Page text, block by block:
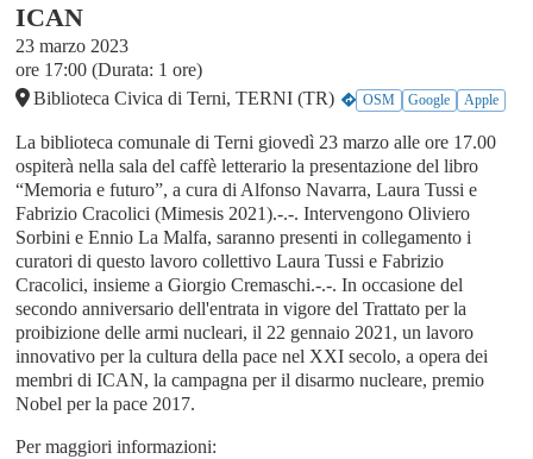
ICAN
23 marzo 2023
ore 17:00 (Durata: 1 ore)
Biblioteca Civica di Terni, TERNI (TR)
OSM Google Apple
La biblioteca comunale di Terni giovedì 23 marzo alle ore 17.00
ospiterà nella sala del caffè letterario la presentazione del libro
“Memoria e futuro”, a cura di Alfonso Navarra, Laura Tussi e
Fabrizio Cracolici (Mimesis 2021).-.-. Intervengono Oliviero
Sorbini e Ennio La Malfa, saranno presenti in collegamento i
curatori di questo lavoro collettivo Laura Tussi e Fabrizio
Cracolici, insieme a Giorgio Cremaschi.-.-. In occasione del
secondo anniversario dell'entrata in vigore del Trattato per la
proibizione delle armi nucleari, il 22 gennaio 2021, un lavoro
innovativo per la cultura della pace nel XXI secolo, a opera dei
membri di ICAN, la campagna per il disarmo nucleare, premio
Nobel per la pace 2017.
Per maggiori informazioni: